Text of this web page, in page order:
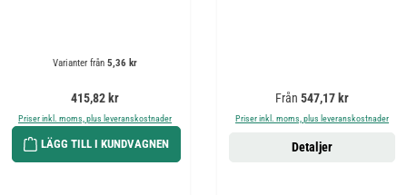
Varianter från 5,36 kr
Ordinarie pris:
415,82 kr
Priser inkl. moms, plus leveranskostnader
LÄGG TILL I KUNDVAGNEN
Ordinarie pris:
Från 547,17 kr
Priser inkl. moms, plus leveranskostnader
Detaljer